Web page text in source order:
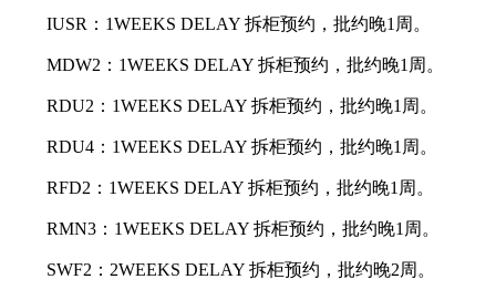
IUSR：1WEEKS DELAY 拆柜预约，批约晚1周。
MDW2：1WEEKS DELAY 拆柜预约，批约晚1周。
RDU2：1WEEKS DELAY 拆柜预约，批约晚1周。
RDU4：1WEEKS DELAY 拆柜预约，批约晚1周。
RFD2：1WEEKS DELAY 拆柜预约，批约晚1周。
RMN3：1WEEKS DELAY 拆柜预约，批约晚1周。
SWF2：2WEEKS DELAY 拆柜预约，批约晚2周。